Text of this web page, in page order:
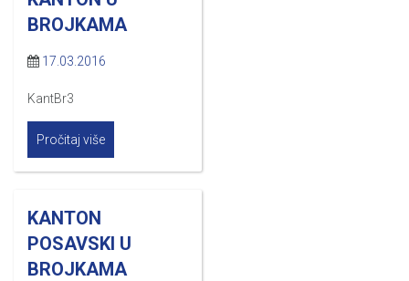
BROJKAMA
17.03.2016
KantBr3
Pročitaj više
KANTON
POSAVSKI U
BROJKAMA